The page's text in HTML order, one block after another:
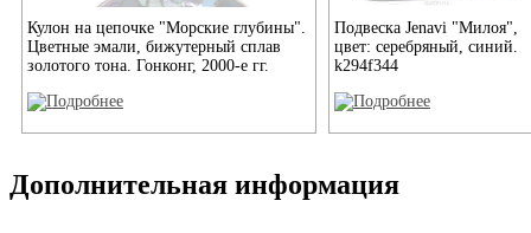
Кулон на цепочке "Морские глубины".
Цветные эмали, бижутерный сплав
золотого тона. Гонконг, 2000-е гг.
Подвеска Jenavi "Милоя",
цвет: серебряный, синий.
k294f344
Дополнительная информация